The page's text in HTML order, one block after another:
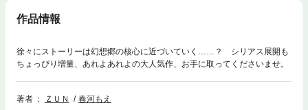
作品情報
徐々にストーリーは幻想郷の核心に近づいていく……？ シリアス展開も
ちょっぴり増量、あれよあれよの大人気作、お手に取ってくださいませ。
著者 ＺＵＮ
春河もえ